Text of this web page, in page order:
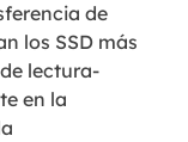
de
los SSD más
lectura-
en la